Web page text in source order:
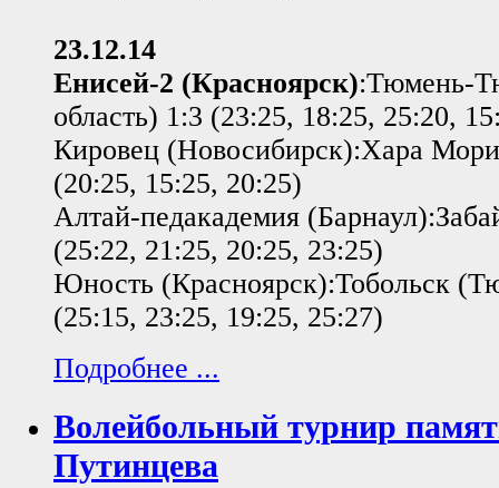
23.12.14
Енисей-2 (Красноярск):Тюмень-
область) 1:3 (23:25, 18:25, 25:20,
Кировец (Новосибирск):Хара
(20:25, 15:25, 20:25)
Алтай-педакадемия
(25:22, 21:25, 20:25, 23:25)
Юность (Красноярск):Тобольск
(25:15, 23:25, 19:25, 25:27)
Подробнее ...
Волейбольный турнир
Путинцева